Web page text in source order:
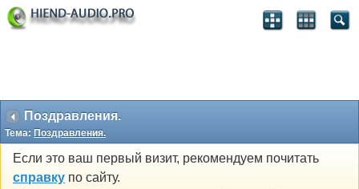
Поздравления.
Тема: Поздравления.
Если это ваш первый визит, рекомендуем почитать
справку по сайту.